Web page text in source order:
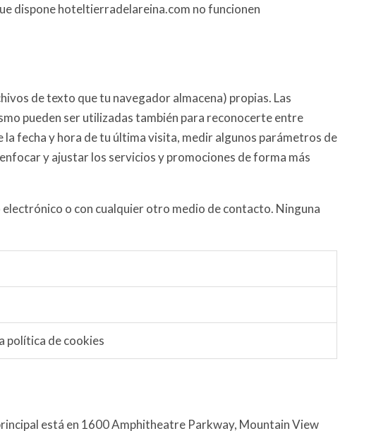
dispone hoteltierradelareina.com no funcionen
de texto que tu navegador almacena) propias. Las
pueden ser utilizadas también para reconocerte entre
fecha y hora de tu última visita, medir algunos parámetros de
y ajustar los servicios y promociones de forma más
o con cualquier otro medio de contacto. Ninguna
política de cookies
está en 1600 Amphitheatre Parkway, Mountain View